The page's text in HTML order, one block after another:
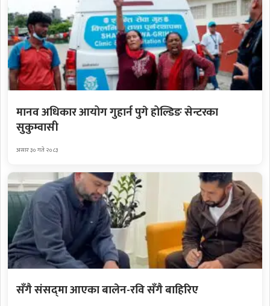
मानव अधिकार आयोग गुहार्न पुगे होल्डिङ सेन्टरका
सुकुम्वासी
असार ३० गते २०८३
सँगै संसद्‌मा आएका बालेन-रवि सँगै बाहिरिए